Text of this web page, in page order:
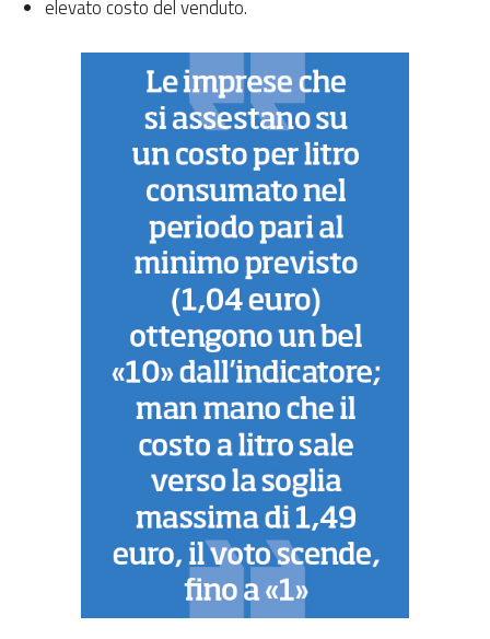
elevato costo del venduto.